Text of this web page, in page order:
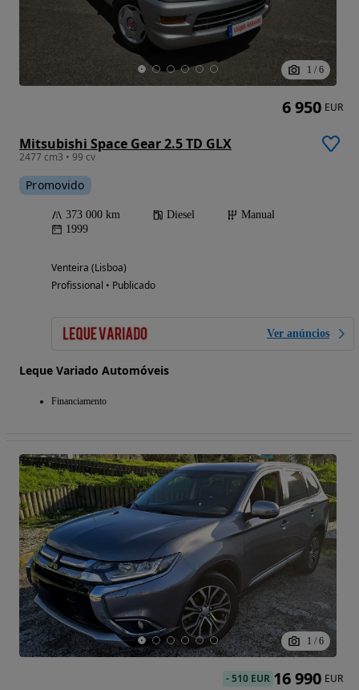
1 / 6
Mitsubishi Space Gear 2.5 TD GLX
2477 cm3 • 99 cv
Promovido
373 000 km Diesel
Manual
1999
Venteira (Lisboa)
Profissional • Publicado
Ver anúncios
Leque Variado Automóveis
Financiamento
6 950 EUR
1 / 6
-510 EUR 16 990 EUR